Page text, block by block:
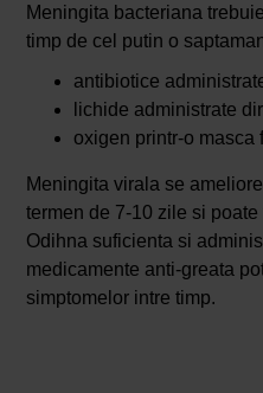
Meningita bacteriana
timp de cel putin o
antibiotice
lichide administrate
oxigen printr-o masca
Meningita virala se
termen de 7-10 zile si
Odihna suficienta si
medicamente anti-greata
simptomelor intre timp.